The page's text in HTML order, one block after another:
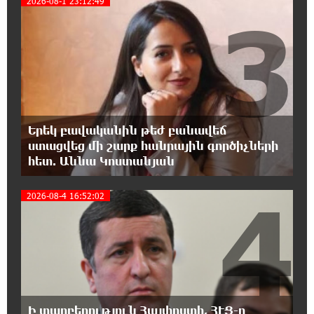
15:24:13 6-08-2026
Վեհափառի անձնագրի մեջ գրված է՝
Գարեգին Բ․ նույնիսկ քննիչներն ու
դատախազներն են այդպես դիմում նրան՝ իրենց հավատից
ելնելով․ տեսանյութ
15:09:27 6-08-2026
Ռեբուսը լուծելու համար, ասեք թե ինչպե՞ս
ՀՀ 29.800 քկմ տարածքը կրճատվեց.
Վարդևանյանը՝ Հովհաննիսյանին
15:00:46 6-08-2026
Ֆասթ Բանկը Սևան Ստարտափ Սամմիթին
ներկայացրել է իր պրոդուկտներն ու
քարտային առաջարկները
14:40:31 6-08-2026
Ընդդիմությունը պետք է իր շուրջը
Երեկ բավականին թեժ բանավեճ
ստացվեց մի շարք հանրային գործիչների
հետ. Աննա Կոստանյան
3
2026-08-4 16:52:02
Ի տարբերություն Հայփոստի, ՀԷՑ-ը4